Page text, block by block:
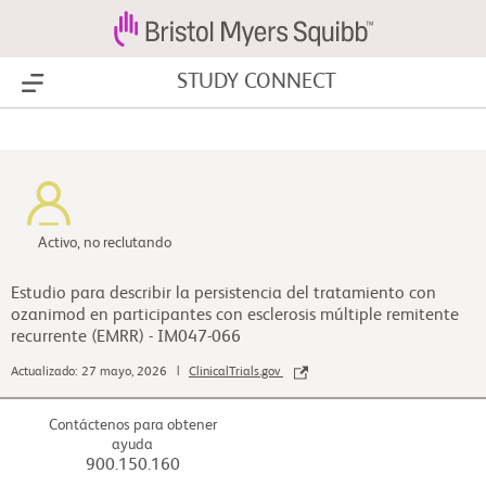
Show Menu STUDY CONNECT
Activo, no reclutando
Estudio para describir la persistencia del tratamiento con
ozanimod en participantes con esclerosis múltiple remitente
recurrente (EMRR) - IM047-066
Actualizado: 27 mayo, 2026 | ClinicalTrials.gov
Contáctenos para obtener
ayuda
900.150.160